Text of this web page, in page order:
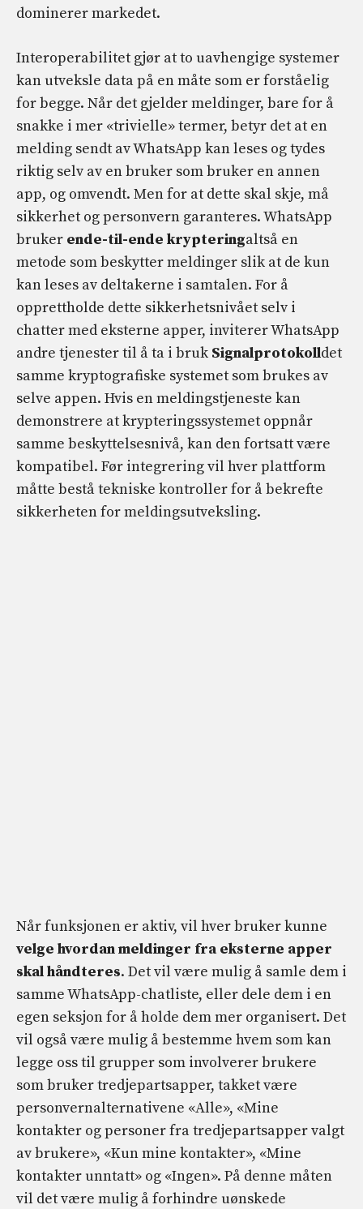
dominerer markedet.
Interoperabilitet gjør at to uavhengige systemer
kan utveksle data på en måte som er forståelig
for begge. Når det gjelder meldinger, bare for å
snakke i mer «trivielle» termer, betyr det at en
melding sendt av WhatsApp kan leses og tydes
riktig selv av en bruker som bruker en annen
app, og omvendt. Men for at dette skal skje, må
sikkerhet og personvern garanteres. WhatsApp
bruker ende-til-ende krypteringaltså en
metode som beskytter meldinger slik at de kun
kan leses av deltakerne i samtalen. For å
opprettholde dette sikkerhetsnivået selv i
chatter med eksterne apper, inviterer WhatsApp
andre tjenester til å ta i bruk Signalprotokolldet
samme kryptografiske systemet som brukes av
selve appen. Hvis en meldingstjeneste kan
demonstrere at krypteringssystemet oppnår
samme beskyttelsesnivå, kan den fortsatt være
kompatibel. Før integrering vil hver plattform
måtte bestå tekniske kontroller for å bekrefte
sikkerheten for meldingsutveksling.
Når funksjonen er aktiv, vil hver bruker kunne
velge hvordan meldinger fra eksterne apper
skal håndteres. Det vil være mulig å samle dem i
samme WhatsApp-chatliste, eller dele dem i en
egen seksjon for å holde dem mer organisert. Det
vil også være mulig å bestemme hvem som kan
legge oss til grupper som involverer brukere
som bruker tredjepartsapper, takket være
personvernalternativene «Alle», «Mine
kontakter og personer fra tredjepartsapper valgt
av brukere», «Kun mine kontakter», «Mine
kontakter unntatt» og «Ingen». På denne måten
vil det være mulig å forhindre uønskede